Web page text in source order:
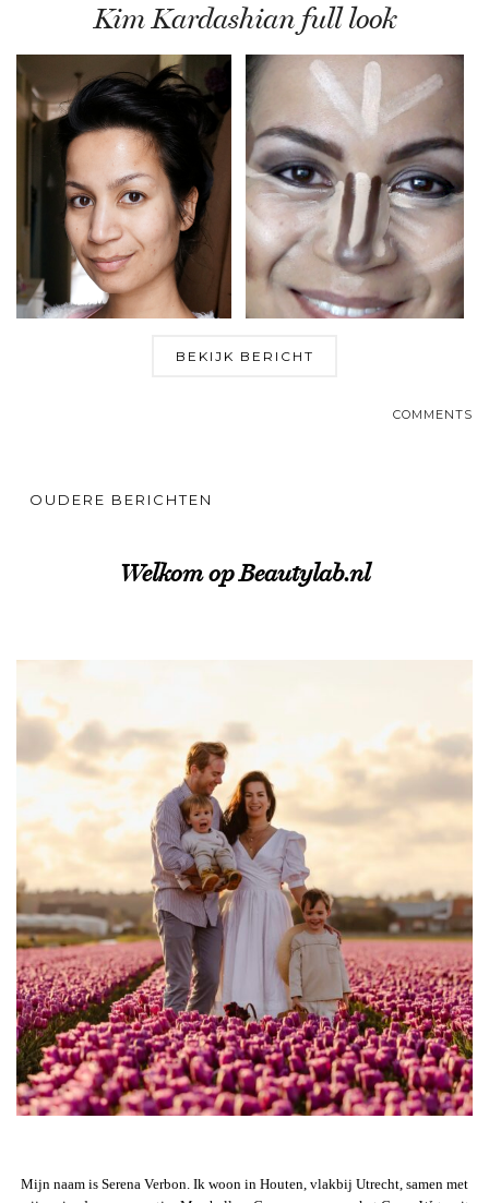
Kim Kardashian full look
BEKIJK BERICHT
COMMENTS
OUDERE BERICHTEN
Welkom op Beautylab.nl
Mijn naam is Serena Verbon. Ik woon in Houten, vlakbij Utrecht, samen met